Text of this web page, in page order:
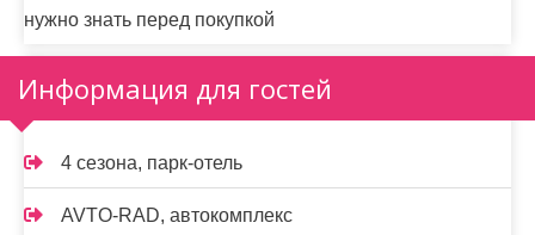
нужно знать перед покупкой
Информация для гостей
4 сезона, парк-отель
AVTO-RAD, автокомплекс